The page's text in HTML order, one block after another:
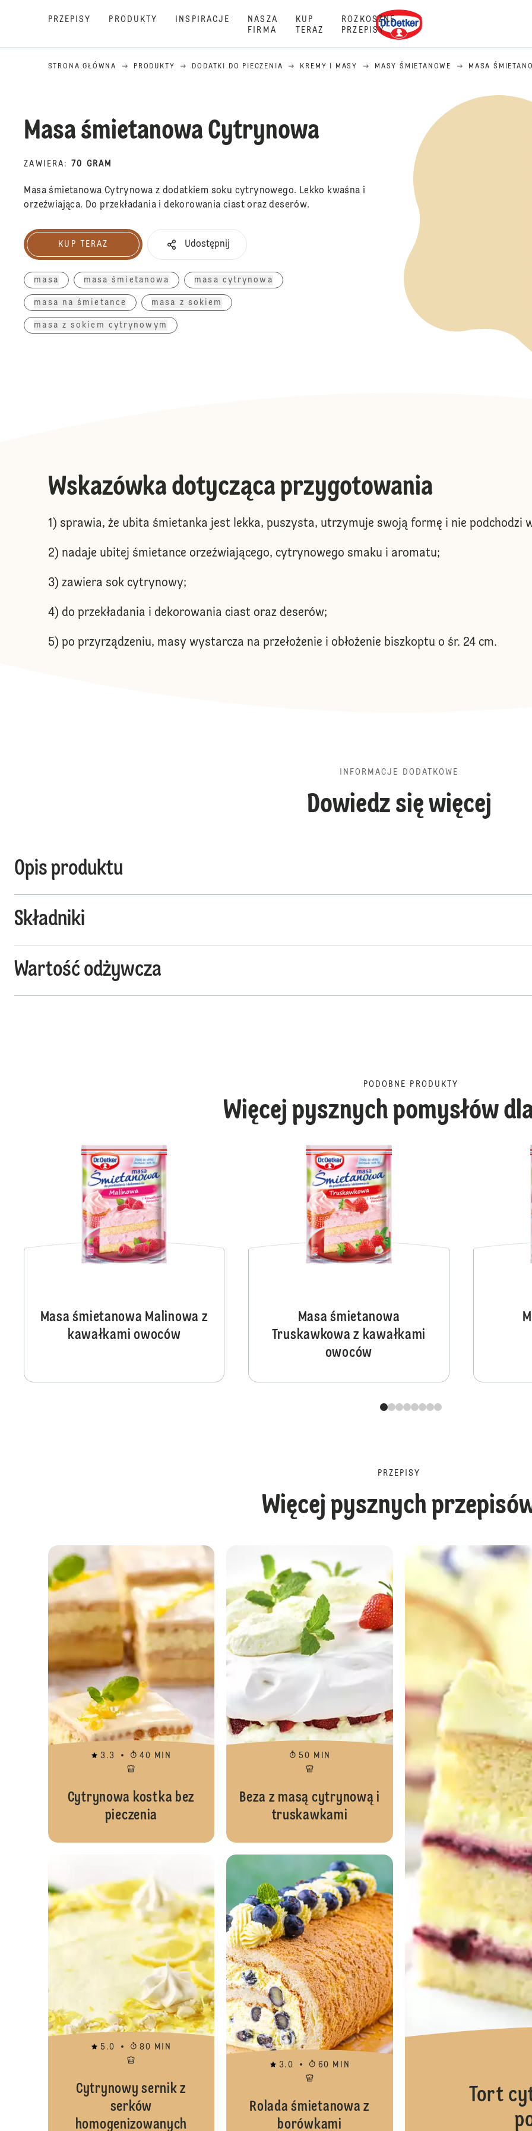
PRZEPISY PRODUKTY INSPIRACJE
NASZA
FIRMA
KUP
TERAZ
ROZKOSZNE
PRZEPISY
Dr. Oetker
STRONA GŁÓWNA PRODUKTY DODATKI DO PIECZENIA KREMY I MASY MASY ŚMIETANOWE MASA
Masa śmietanowa Cytrynowa
ZAWIERA : 70 GRAM
Masa śmietanowa Cytrynowa z dodatkiem soku cytrynowego. Lekko kwaśna i
orzeźwiająca. Do przekładania i dekorowania ciast oraz deserów.
Kup terazKUP TERAZ Udostępnij
masa masa śmietanowa masa cytrynowa
masa na śmietance masa z sokiem
masa z sokiem cytrynowym
Wskazówka dotycząca przygotowania
1) sprawia, że ubita śmietanka jest lekka, puszysta, utrzymuje swoją formę i nie podchodzi
2) nadaje ubitej śmietance orzeźwiającego, cytrynowego smaku i aromatu;
3) zawiera sok cytrynowy;
4) do przekładania i dekorowania ciast oraz deserów;
5) po przyrządzeniu, masy wystarcza na przełożenie i obłożenie biszkoptu o śr. 24 cm.
INFORMACJE DODATKOWE
Dowiedz się więcej
Opis produktu
Składniki
Wartość odżywcza
PODOBNE PRODUKTY
Więcej pysznych pomysłów
Masa śmietanowa
Masa śmietanowa Malinowa z
kawałkami owoców
Masa śmietanowa
Truskawkowa z kawałkami
owoców
PRZEPISY
Więcej pysznych
Cytrynowa kostka bez pieczenia
3.3 40 MIN
Cytrynowa kostka bez
pieczenia
50 MIN
Beza z masą cytrynową i
truskawkami
Cytrynowy sernik z serków
5.0 80 MIN
Cytrynowy sernik z
serków
homogenizowanych
3.0 60 MIN
Rolada śmietanowa z
borówkami
Tort